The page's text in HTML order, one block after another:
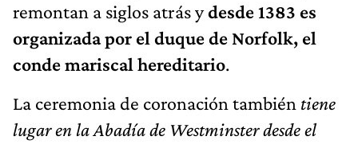
remontan a siglos atrás ydesde 1383 es
organizada por elduque de Norfolk, el
conde mariscal hereditario.
La ceremonia de coronación también tiene
lugar en la Abadía de Westminsterdesde el